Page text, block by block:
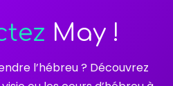
May !
l’hébreu ? Découvrez